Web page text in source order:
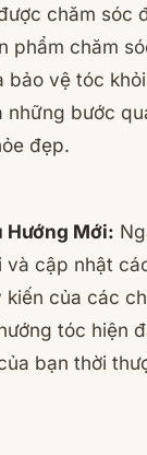
chăm sóc
phẩm chăm
bảo vệ tóc
những bước
đẹp.
Hướng Mới:
và cập nhật
kiến của các
tóc hiện
bạn thời